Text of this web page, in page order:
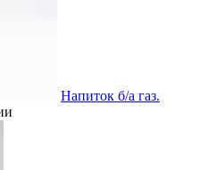
Напиток б/а газ.